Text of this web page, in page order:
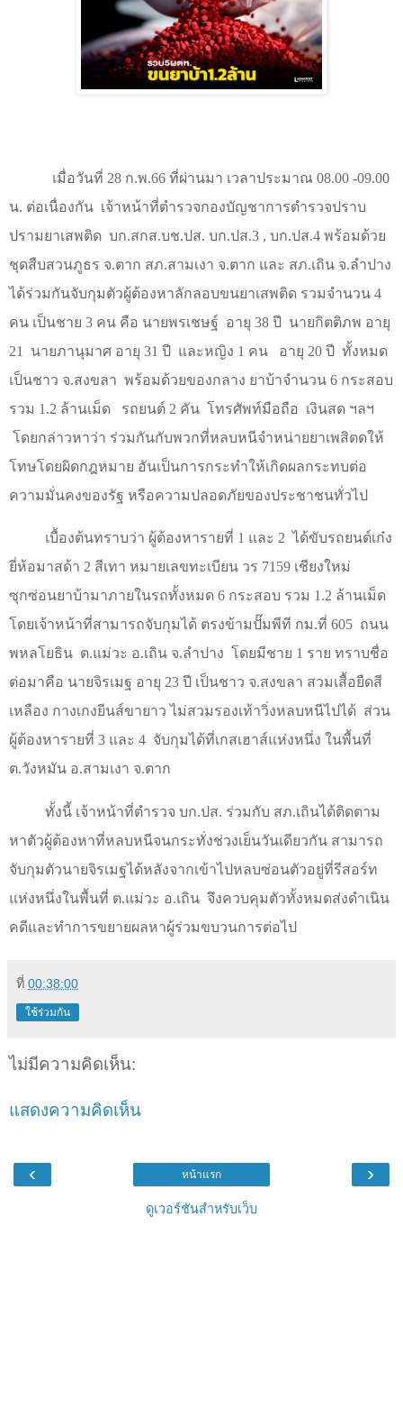
เมื่อวันที่ 28 ก.พ.66 ที่ผ่านมา เวลาประมาณ 08.00 -09.00
น. ต่อเนื่องกัน เจ้าหน้าที่ตำรวจกองบัญชาการตำรวจปราบ
ปรามยาเสพติด บก.สกส.บช.ปส. บก.ปส.3 , บก.ปส.4 พร้อมด้วย
ชุดสืบสวนภูธร จ.ตาก สภ.สามเงา จ.ตาก และ สภ.เถิน จ.ลำปาง
ได้ร่วมกันจับกุมตัวผู้ต้องหาลักลอบขนยาเสพติด รวมจำนวน 4
คน เป็นชาย 3 คน คือ นายพรเชษฐ์ อายุ 38 ปี
นายกิตติภพ อายุ
21
นายภานุมาศ อายุ 31 ปี และหญิง 1 คน อายุ 20 ปี ทั้งหมด
เป็นชาว จ.สงขลา พร้อมด้วยของกลาง ยาบ้าจำนวน 6 กระสอบ
รวม 1.2 ล้านเม็ด รถยนต์ 2 คัน โทรศัพท์มือถือ เงินสด ฯลฯ
โดยกล่าวหาว่า ร่วมกันกับพวกที่หลบหนีจำหน่ายยาเพสิตดให้
โทษโดยผิดกฎหมาย อันเป็นการกระทำให้เกิดผลกระทบต่อ
ความมั่นคงของรัฐ หรือความปลอดภัยของประชาชนทั่วไป
เบื้องต้นทราบว่า ผู้ต้องหารายที่ 1 และ 2 ได้ขับรถยนต์เก๋ง
ยี่ห้อมาสด้า 2 สีเทา หมายเลขทะเบียน วร 7159 เชียงใหม่
ซุกซ่อนยาบ้ามาภายในรถทั้งหมด 6 กระสอบ รวม 1.2 ล้านเม็ด
โดยเจ้าหน้าที่สามารถจับกุมได้ ตรงข้ามปั๊มพีที กม.ที่ 605 ถนน
พหลโยธิน ต.แม่วะ อ.เถิน จ.ลำปาง โดยมีชาย 1 ราย ทราบชื่อ
ต่อมาคือ นายจิรเมฐ อายุ 23 ปี เป็นชาว จ.สงขลา สวมเสื้อยืดสี
เหลือง กางเกงยีนส์ขายาว ไม่สวมรองเท้าวิ่งหลบหนีไปได้ ส่วน
ผู้ต้องหารายที่ 3 และ 4 จับกุมได้ที่เกสเฮาส์แห่งหนึ่ง ในพื้นที่
ต.วังหมัน อ.สามเงา จ.ตาก
ทั้งนี้ เจ้าหน้าที่ตำรวจ บก.ปส. ร่วมกับ สภ.เถินได้ติดตาม
หาตัวผู้ต้องหาที่หลบหนีจนกระทั่งช่วงเย็นวันเดียวกัน สามารถ
จับกุมตัวนายจิรเมฐได้หลังจากเข้าไปหลบซ่อนตัวอยู่ที่รีสอร์ท
แห่งหนึ่งในพื้นที่ ต.แม่วะ อ.เถิน จึงควบคุมตัวทั้งหมดส่งดำเนิน
คดีและทำการขยายผลหาผู้ร่วมขบวนการต่อไป
ที่ 00:38:00
ใช้ร่วมกัน
ไม่มีความคิดเห็น:
แสดงความคิดเห็น
‹ ›
หน้าแรก
ดูเวอร์ชันสำหรับเว็บ